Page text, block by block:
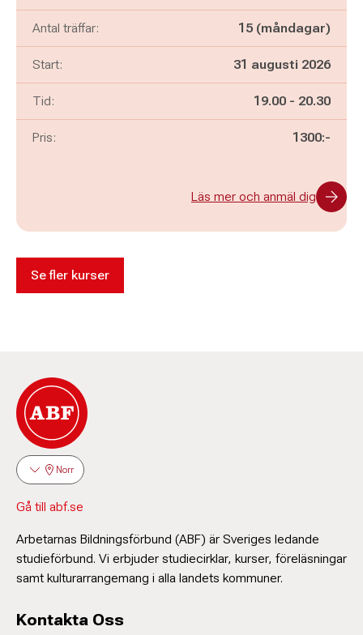
Antal träffar: 15 (måndagar)
Start: 31 augusti 2026
Tid: Pågår mellan
19.00 - och
20.30
Pris: 1300:-
Läs mer och anmäl dig
Se fler kurser
Norr
Gå till abf.se
Arbetarnas Bildningsförbund (ABF) är Sveriges ledande
studieförbund. Vi erbjuder studiecirklar, kurser, föreläsningar
samt kulturarrangemang i alla landets kommuner.
Kontakta Oss